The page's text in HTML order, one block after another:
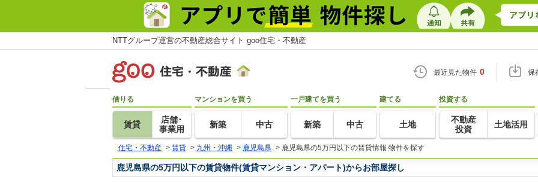
NTTグループ運営の不動産総合サイト goo住宅・不動産
最近見た物件 0 保
借りる
賃貸
店舗･
事業用
マンションを買う
新築 中古
一戸建てを買う
新築 中古
建てる
土地
投資する
不動産
投資
土地活用
住宅・不動産 > 賃貸 > 九州・沖縄 > 鹿児島県 > 鹿児島県の5万円以下の賃貸情報 物件を探す
鹿児島県の5万円以下の賃貸物件(賃貸マンション・アパート)からお部屋探し